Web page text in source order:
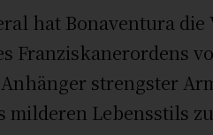
hat Bonaventura die
Franziskanerordens
strengster
milderen Lebensstils